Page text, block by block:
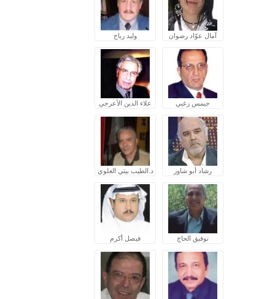
آمال عوّاد رضوان وليد رباح
جيمس زغبي علاء الدين الأعرجي
رشاد أبو شاور د.الطيب بيتي العلوي
توفيق الحاج فيصل أكرم